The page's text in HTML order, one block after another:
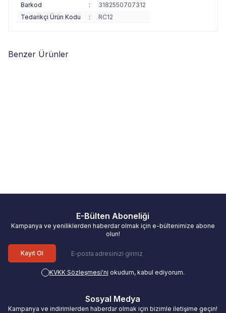
Barkod
:
3182550707312
Tedarikçi Ürün Kodu
: RC12
Benzer Ürünler
E-Bülten Aboneliği
Kampanya ve yeniliklerden haberdar olmak için e-bültenimize abone
olun!
Kayıt Ol
KVKK Sözleşmesi'ni okudum, kabul ediyorum.
Sosyal Medya
Kampanya ve indirimlerden haberdar olmak için bizimle iletişime geçin!